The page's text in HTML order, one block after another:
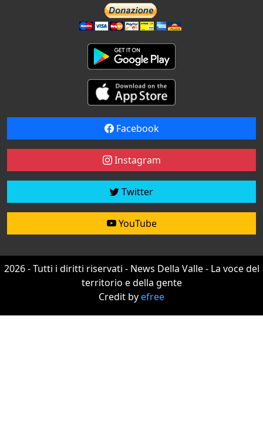
Facebook
Instagram
Twitter
YouTube
2026 - Tutti i diritti riservati - News Della Valle - La voce del
territorio e della gente
Credit byefree